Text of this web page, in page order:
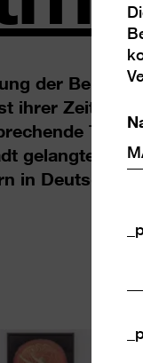
der
Zeit
gelangten
in